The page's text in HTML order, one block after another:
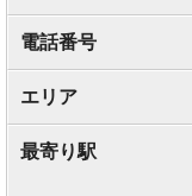
電話番号
エリア
最寄り駅